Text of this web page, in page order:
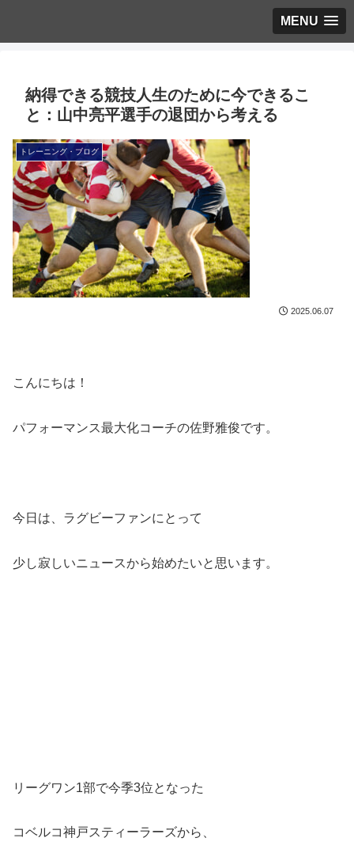
MENU
納得できる競技人生のために今できるこ
と：山中亮平選手の退団から考える
トレーニング・ブログ
2025.06.07
こんにちは！
パフォーマンス最大化コーチの佐野雅俊です。
今日は、ラグビーファンにとって
少し寂しいニュースから始めたいと思います。
リーグワン1部で今季3位となった
コベルコ神戸スティーラーズから、